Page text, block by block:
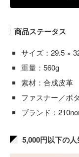
商品ステータス
サイズ：29.5 ×
重量：560g
素材：合成皮革
ファスナー／ボ
ブランド：
5,000円以下の